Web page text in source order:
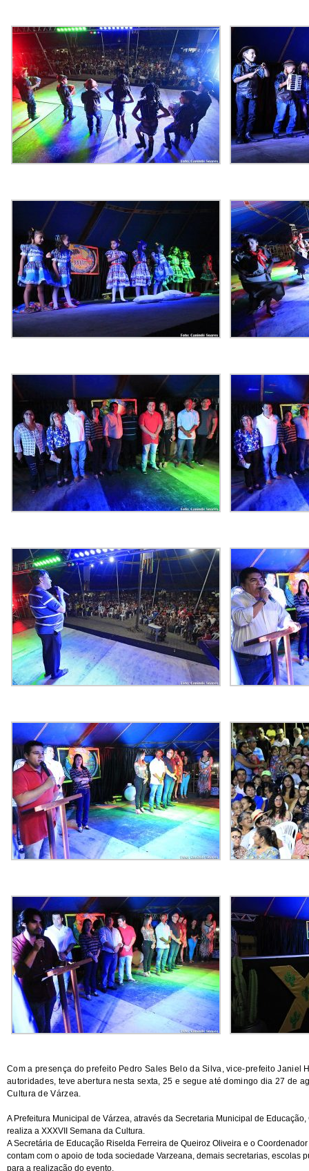
Com a presença do prefeito Pedro Sales Belo da Silva, vice-prefeito Janiel
autoridades, teve abertura nesta sexta, 25 e segue até domingo dia 27 de
Cultura de Várzea.
A Prefeitura Municipal de Várzea, através da Secretaria Municipal de
realiza a XXXVII Semana da Cultura.
A Secretária de Educação Riselda Ferreira de Queiroz Oliveira e o
contam com o apoio de toda sociedade Varzeana, demais secretarias, escolas
para a realização do evento.